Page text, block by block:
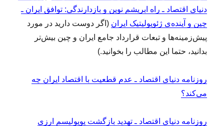
دنیای اقتصاد ـ راه ابریشم نوین و بازدارندگی: توافق ایران ـ
چین و آینده‌ی ژئوپولیتیک ایران (اگر دوست دارید در مورد
پیش‌زمینه‌ها و تبعات قرارداد جامع ایران و چین بیش‌تر
بدانید، حتما این مطالب را بخوانید.)
روزنامه دنیای اقتصاد ـ عدم قطعیت با اقتصاد ایران چه
می‌کند؟
روزنامه دنیای اقتصاد ـ تهدید بازگشت پوپولیسم ارزی